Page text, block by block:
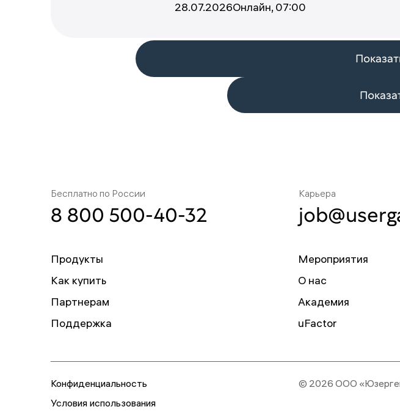
28.07.2026Онлайн, 07:00
Бесплатно по России
8 800 500-40-32
Карьера
Продукты
Как купить
Партнерам
Поддержка
Мероприятия
О нас
Академия
uFactor
Конфиденциальность
Условия использования
© 2026 ООО